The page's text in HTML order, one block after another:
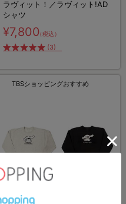
ラヴィット！／ラヴィット!AD
シャツ
¥7,800（税込）
(3)
TBSショッピングおすすめ